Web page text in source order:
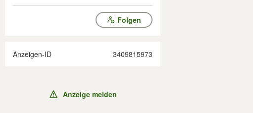
Folgen
Anzeigen-ID 3409815973
Anzeige melden